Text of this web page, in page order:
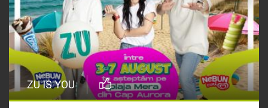
ZU IS YOU